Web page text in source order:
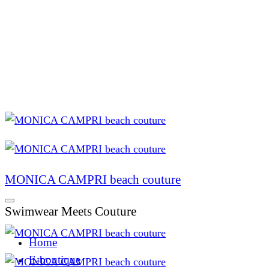
MONICA CAMPRI beach couture
Swimwear Meets Couture
Home
E-boutique